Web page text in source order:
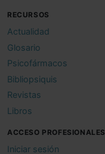
RECURSOS
Actualidad
Glosario
Psicofármacos
Bibliopsiquis
Revistas
Libros
ACCESO PROFESIONALES
Iniciar sesión